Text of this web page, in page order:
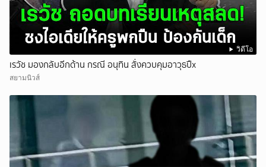
วิดีโอ
เรวัช มองกลับอีกด้าน กรณี อนุทิน สั่งควบคุมอาวุธปืx
สยามนิวส์